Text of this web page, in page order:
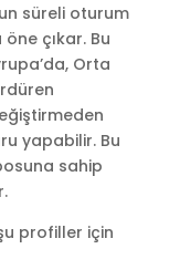
süreli oturum
çıkar. Bu
Orta
yapabilir. Bu
sahip
profiller için